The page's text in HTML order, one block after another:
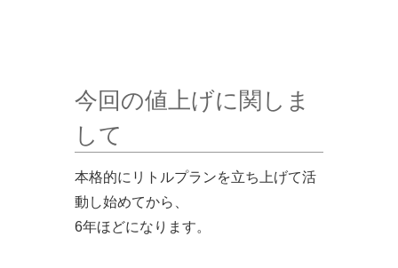
今回の値上げに関しま
して
本格的にリトルプランを立ち上げて活
動し始めてから、
6年ほどになります。